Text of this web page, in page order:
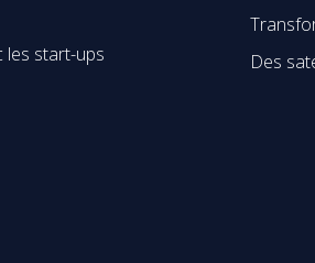
les start-ups
Des